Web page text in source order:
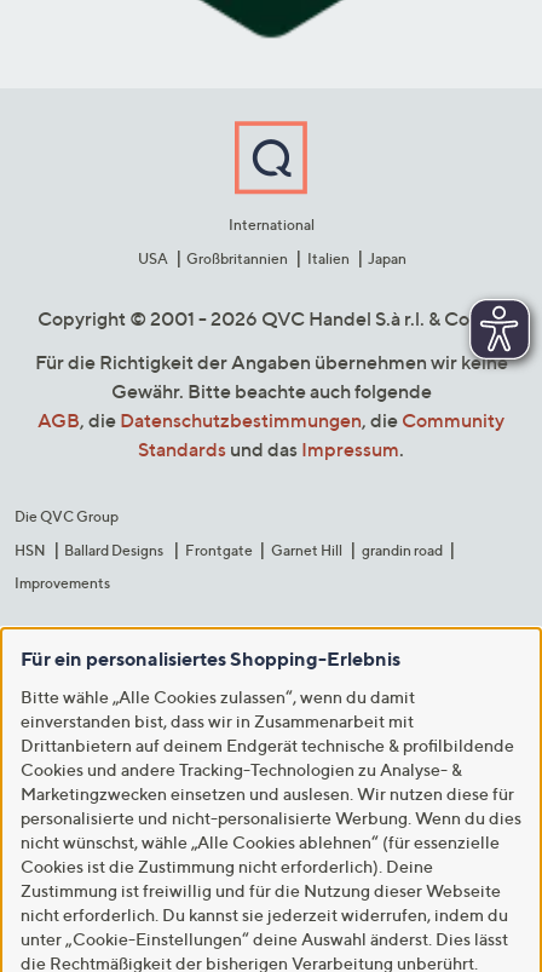
International
USA
Großbritannien Italien Japan
Copyright © 2001 - 2026 QVC Handel S.à r.l. & Co. KG
Für die Richtigkeit der Angaben übernehmen wir keine
Gewähr. Bitte beachte auch folgende
AGB, die Datenschutzbestimmungen, die Community
Standards und das Impressum.
Die QVC Group
HSN
Ballard Designs Frontgate Garnet Hill
grandin road
Improvements
Für ein personalisiertes Shopping-Erlebnis
Bitte wähle „Alle Cookies zulassen“, wenn du damit
einverstanden bist, dass wir in Zusammenarbeit mit
Drittanbietern auf deinem Endgerät technische & profilbildende
Cookies und andere Tracking-Technologien zu Analyse- &
Marketingzwecken einsetzen und auslesen. Wir nutzen diese für
personalisierte und nicht-personalisierte Werbung. Wenn du dies
nicht wünschst, wähle „Alle Cookies ablehnen“ (für essenzielle
Cookies ist die Zustimmung nicht erforderlich). Deine
Zustimmung ist freiwillig und für die Nutzung dieser Webseite
nicht erforderlich. Du kannst sie jederzeit widerrufen, indem du
unter „Cookie-Einstellungen“ deine Auswahl änderst. Dies lässt
die Rechtmäßigkeit der bisherigen Verarbeitung unberührt.